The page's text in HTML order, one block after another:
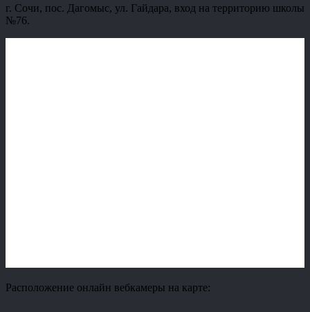
г. Сочи, пос. Дагомыс, ул. Гайдара, вход на территорию школы
№76.
Расположение онлайн вебкамеры на карте: